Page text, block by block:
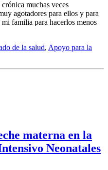
muchas veces
agotadores para ellos y para
familia para hacerlos menos
de la salud, Apoyo para la
materna en la
Neonatales